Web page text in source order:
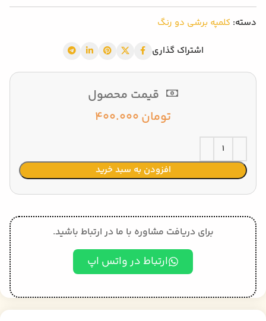
دسته: کلمپه برشی دو رنگ
اشتراک گذاری
قیمت محصول
تومان
افزودن به سبد خرید
برای دریافت مشاوره با ما در ارتباط باشید.
ارتباط در واتس اپ